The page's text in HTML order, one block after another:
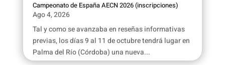
Campeonato de España AECN 2026 (inscripciones)
Ago 4, 2026
Tal y como se avanzaba en reseñas informativas
previas, los días 9 al 11 de octubre tendrá lugar en
Palma del Río (Córdoba) una nueva...